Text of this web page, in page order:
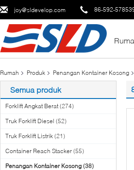
joy@sldevelop.com 86-592-
Rumah Produk Penangan Kontainer Kosong
Semua produk
Forklift Angkat Berat (274)
Truk Forklift Diesel (52)
Truk Forklift Listrik (21)
Container Reach Stacker (55)
Penangan Kontainer Kosong (38)